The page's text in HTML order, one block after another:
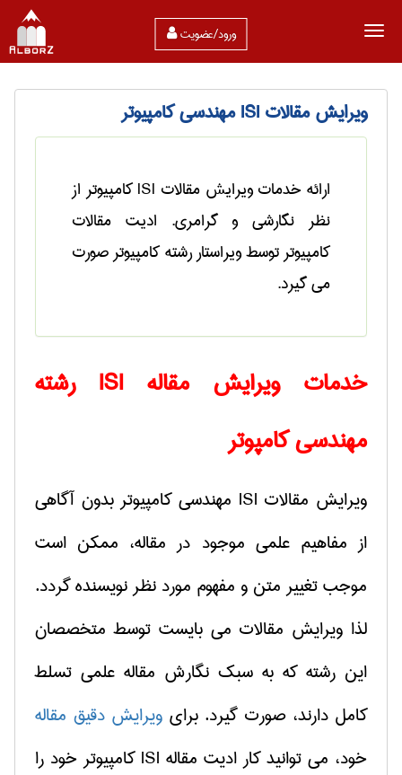
ورود/عضویت
ويرايش مقالات ISI مهندسی كامپيوتر
ارائه خدمات ويرايش مقالات ISI كامپیوتر از
نظر نگارشی و گرامری. ادیت مقالات
کامپیوتر توسط ویراستار رشته کامپیوتر صورت
می گیرد.
خدمات ویرایش مقالهISI رشته
مهندسی كامپوتر
ویرایش مقالات ISI مهندسی
كامپیوتر بدون آگاهی
از مفاهیم علمی موجود در مقاله، ممكن است
موجب تغییر متن و مفهوم مورد نظر نویسنده گردد.
لذا ویرایش مقالات می بایست توسط متخصصان
این رشته كه به سبك نگارش مقاله علمی تسلط
كامل دارند، صورت گیرد.برای ویرایش دقیق مقاله
خود، می توانید كار ادیت مقاله ISI كامپیوتر خود را